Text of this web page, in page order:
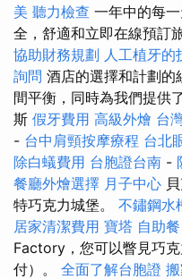
美 聽力檢查 一年中的每
全，舒適和立即在線預訂
協助財務規劃 人工植牙的
詢問 酒店的選擇和計劃的
間平衡，同時為我們提供
斯 假牙費用 高級外燴 台
- 台中肩頸按摩療程 台北
除白蟻費用 台胞證台南 -
餐廳外燴選擇 月子中心
特巧克力城堡。 不鏽鋼水
居家清潔費用 寶塔 自助餐
Factory，您可以瞥見巧
付）。 全面了解台胞證